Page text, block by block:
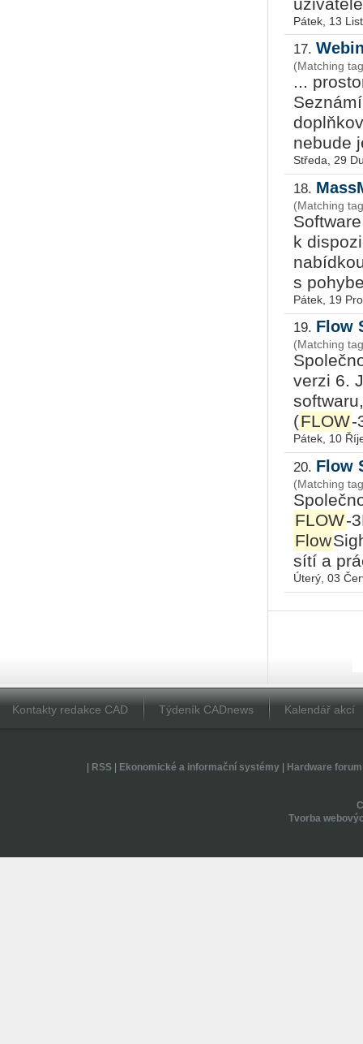
Pátek, 13
17.
(Matching
...
nebude
Středa, 29
18.
(Matching
k
s
Pátek, 19
19. Flow
(Matching
verzi 6.
(FLOW-
Pátek, 10
20. Flow
(Matching
FLOW-
Flow
sítí a
Úterý, 03
Kontakty redakce CAD Týdeník CADnews Kalendář akcí
RSS| Ekonomické a informační systémy| Hardware forum
Tvorba